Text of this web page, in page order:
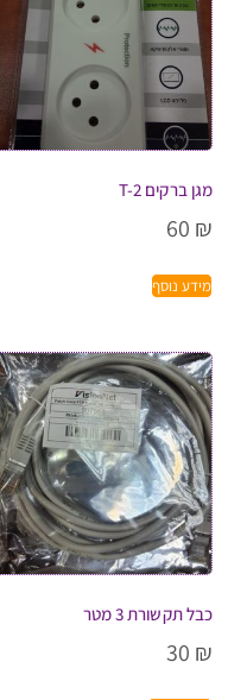
מגן ברקים T-2
60 ₪
מידע נוסף
כבל תקשורת 3 מטר
30 ₪